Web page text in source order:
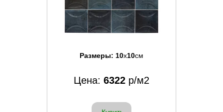
Размеры: 10x10см
Цена: 6322 р/м2